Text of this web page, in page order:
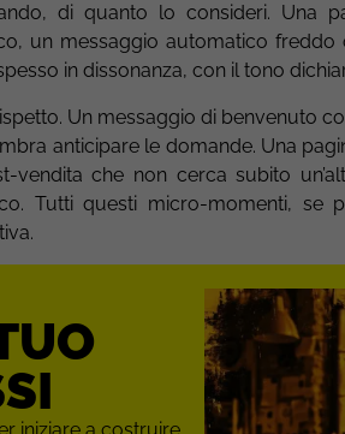
di quanto lo consideri. Una
un messaggio automatico
in dissonanza, con il tono
Un messaggio di benvenuto
anticipare le domande. Una
vendita che non cerca subito
Tutti questi micro-momenti, se